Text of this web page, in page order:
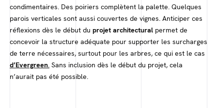
condimentaires. Des poiriers complètent la palette. Quelques
parois verticales sont aussi couvertes de vignes. Anticiper ces
réflexions dès le début du projet architectural permet de
concevoir la structure adéquate pour supporter les surcharges
de terre nécessaires, surtout pour les arbres, ce qui est le cas
d’Evergreen. Sans inclusion dès le début du projet, cela
n’aurait pas été possible.